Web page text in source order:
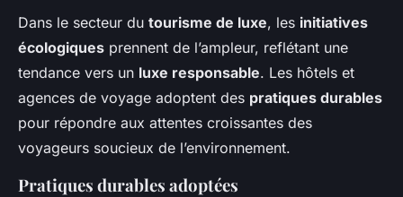
Dans le secteur du tourisme de luxe, les initiatives
écologiques prennent de l’ampleur, reflétant une
tendance vers un luxe responsable. Les hôtels et
agences de voyage adoptent des pratiques durables
pour répondre aux attentes croissantes des
voyageurs soucieux de l’environnement.
Pratiques durables adoptées